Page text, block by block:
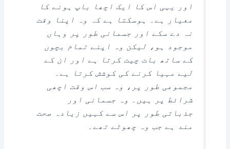
اور یہی اس کا ایک اچھا باپ ہونے کا
معیار ہے۔ ہوسکتا ہے کہ وہ اپنا وقت
نہ دے سکے اور جسمانی طور پر وہاں
موجود ہو، لیکن وہ اپنے تمام بچوں
کے ساتھ بات چیت کرتا ہے اور ان کے
لیے مہیا کرنے کی کوشش کرتا ہے۔
مجموعی طور پر، وہ سب اس وقت اچھی
شرائط پر ہیں۔ وہ جسمانی اور
جذباتی طور پر اس سے کہیں زیادہ صحت
مند ہے جب وہ چھوٹے تھے۔